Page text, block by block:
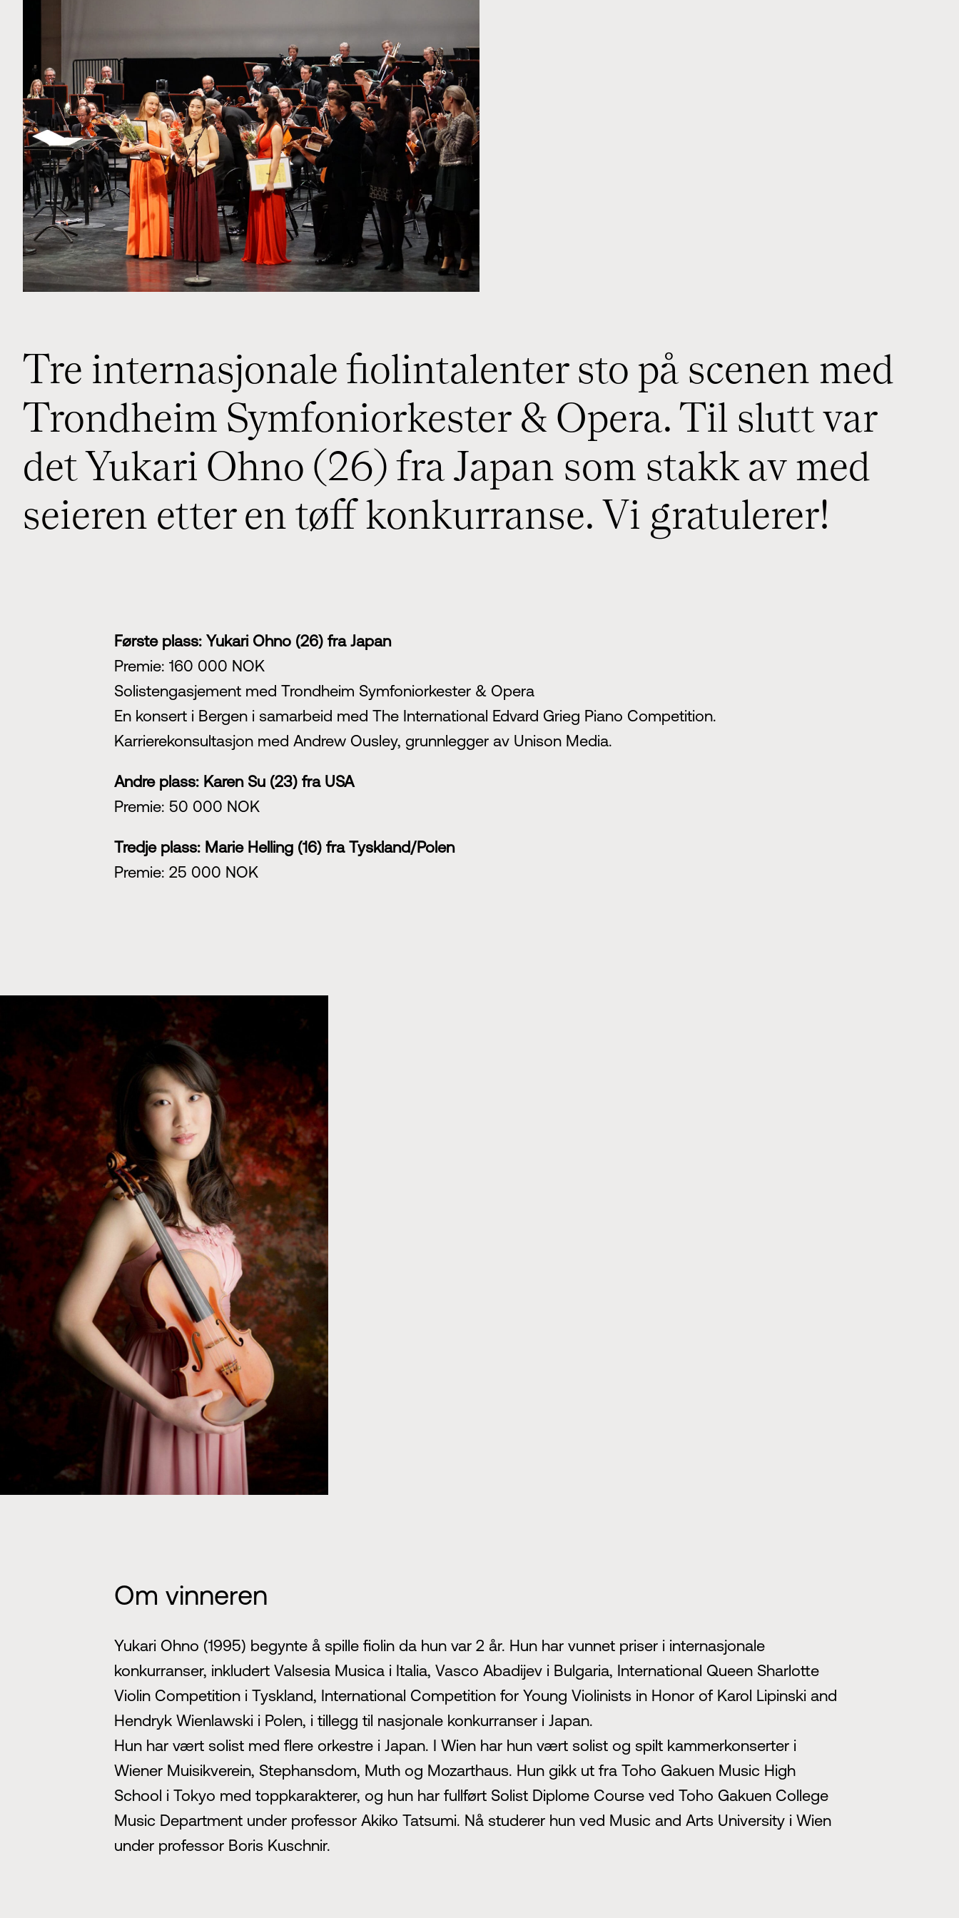
Tre internasjonale fiolintalenter sto på scenen med
Trondheim Symfoniorkester & Opera. Til slutt var
det Yukari Ohno (26) fra Japan som stakk av med
seieren etter en tøff konkurranse. Vi gratulerer!
Første plass: Yukari Ohno (26) fra Japan
Premie: 160 000 NOK
Solistengasjement med Trondheim Symfoniorkester & Opera
En konsert i Bergen i samarbeid med The International Edvard Grieg Piano Competition.
Karrierekonsultasjon med Andrew Ousley, grunnlegger av Unison Media.
Andre plass: Karen Su (23) fra USA
Premie: 50 000 NOK
Tredje plass: Marie Helling (16) fra Tyskland/Polen
Premie: 25 000 NOK
Om vinneren
Yukari Ohno (1995) begynte å spille fiolin da hun var 2 år. Hun har vunnet priser i internasjonale
konkurranser, inkludert Valsesia Musica i Italia, Vasco Abadijev i Bulgaria, International Queen Sharlotte
Violin Competition i Tyskland, International Competition for Young Violinists in Honor of Karol Lipinski and
Hendryk Wienlawski i Polen, i tillegg til nasjonale konkurranser i Japan.
Hun har vært solist med flere orkestre i Japan. I Wien har hun vært solist og spilt kammerkonserter i
Wiener Muisikverein, Stephansdom, Muth og Mozarthaus. Hun gikk ut fra Toho Gakuen Music High
School i Tokyo med toppkarakterer, og hun har fullført Solist Diplome Course ved Toho Gakuen College
Music Department under professor Akiko Tatsumi. Nå studerer hun ved Music and Arts University i Wien
under professor Boris Kuschnir.